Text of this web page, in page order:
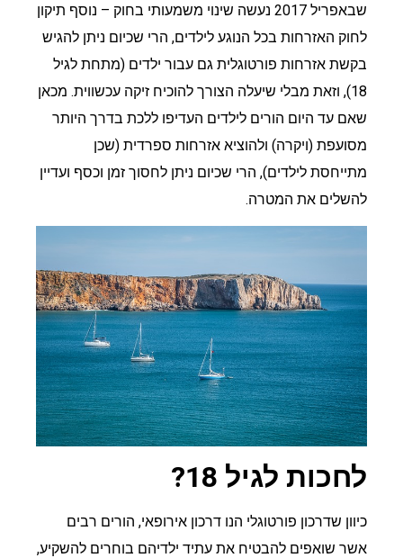
שבאפריל 2017 נעשה שינוי משמעותי בחוק – נוסף תיקון
לחוק האזרחות בכל הנוגע לילדים, הרי שכיום ניתן להגיש
בקשת אזרחות פורטוגלית גם עבור ילדים (מתחת לגיל
18), וזאת מבלי שיעלה הצורך להוכיח זיקה עכשווית. מכאן
שאם עד היום הורים לילדים העדיפו ללכת בדרך היותר
מסועפת (ויקרה) ולהוציא אזרחות ספרדית (שכן
מתייחסת לילדים), הרי שכיום ניתן לחסוך זמן וכסף ועדיין
להשלים את המטרה.
לחכות לגיל 18?
כיוון שדרכון פורטוגלי הנו דרכון אירופאי, הורים רבים
אשר שואפים להבטיח את עתיד ילדיהם בוחרים להשקיע,